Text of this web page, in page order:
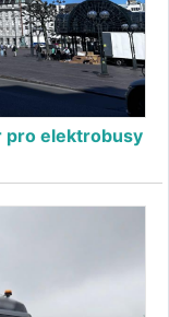
pro elektrobusy